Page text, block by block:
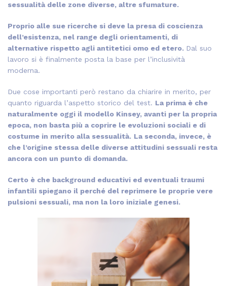
sessualità delle zone diverse, altre sfumature.
Proprio alle sue ricerche si deve la presa di coscienza
dell’esistenza, nel range degli orientamenti, di
alternative rispetto agli antitetici omo ed etero. Dal suo
lavoro si è finalmente posta la base per l’inclusività
moderna.
Due cose importanti però restano da chiarire in merito, per
quanto riguarda l’aspetto storico del test. La prima è che
naturalmente oggi il modello Kinsey, avanti per la propria
epoca, non basta più a coprire le evoluzioni sociali e di
costume in merito alla sessualità. La seconda, invece, è
che l’origine stessa delle diverse attitudini sessuali resta
ancora con un punto di domanda.
Certo è che background educativi ed eventuali traumi
infantili spiegano il perché del reprimere le proprie vere
pulsioni sessuali, ma non la loro iniziale genesi.